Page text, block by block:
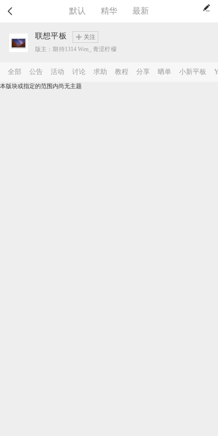
默认 精华 最新
联想平板
关注
版主：期待1314 Wen_ 青涩柠檬
全部 公告 活动 讨论 求助 教程 分享 晒单 小新平板
本版块或指定的范围内尚无主题